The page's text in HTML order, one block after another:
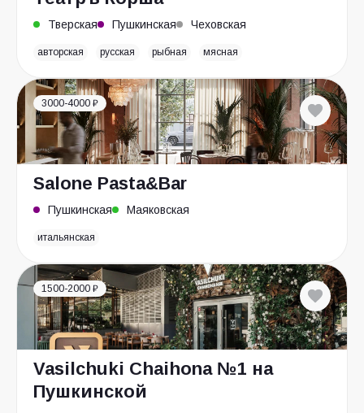
Тверская Пушкинская Чеховская
авторская русская рыбная мясная
3000-4000 ₽
Salone Pasta&Bar
Пушкинская Маяковская
итальянская
1500-2000 ₽
Vasilchuki Chaihona №1 на
Пушкинской